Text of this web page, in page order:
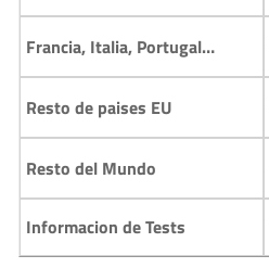
Francia, Italia, Portugal…
Resto de paises EU
Resto del Mundo
Informacion de Tests